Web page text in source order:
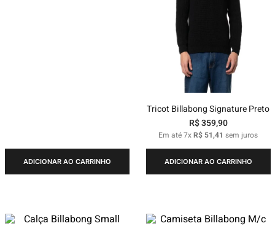
ADICIONAR AO CARRINHO
Tricot Billabong Signature Preto
R$359,90
Em até7xR$ 51,41 sem juros
ADICIONAR AO CARRINHO